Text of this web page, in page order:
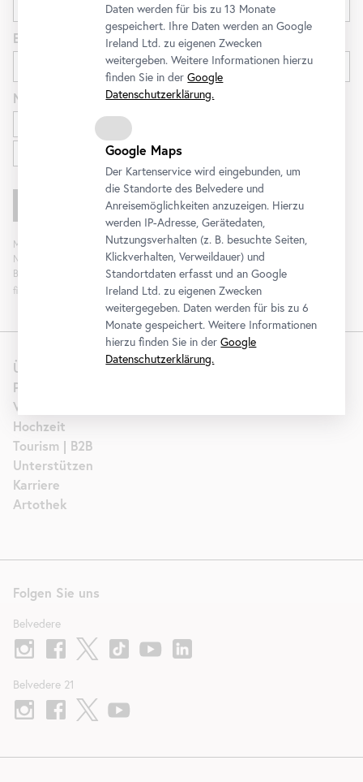
Über uns
Presse
Vermietung
Hochzeit
Tourism | B2B
Unterstützen
Karriere
Artothek
Folgen Sie uns
Belvedere
Belvedere 21
E-Mail
Newsletter
Ausstellungen und Programm
Mit „Registrieren“ stimmen Sie der Verarbeitung Ihrer Daten sowie Analyse der
Newsletterinteraktion zum Zweck der Newsletterzusendung durch das
Belvedere zu. Die Einwilligung kann widerrufen werden. Weitere Informationen
finden Sie
Daten werden für bis zu 13 Monate
gespeichert. Ihre Daten werden an Google
Ireland Ltd. zu eigenen Zwecken
weitergeben. Weitere Informationen hierzu
finden Sie in derGoogle
Datenschutzerklärung.
Google Maps
Der Kartenservice wird eingebunden, um
die Standorte des Belvedere und
Anreisemöglichkeiten anzuzeigen. Hierzu
werden IP-Adresse, Gerätedaten,
Nutzungsverhalten (z. B. besuchte Seiten,
Klickverhalten, Verweildauer) und
Standortdaten erfasst und an Google
Ireland Ltd. zu eigenen Zwecken
weitergegeben. Daten werden für bis zu 6
Monate gespeichert. Weitere Informationen
hierzu finden Sie in derGoogle
Datenschutzerklärung.